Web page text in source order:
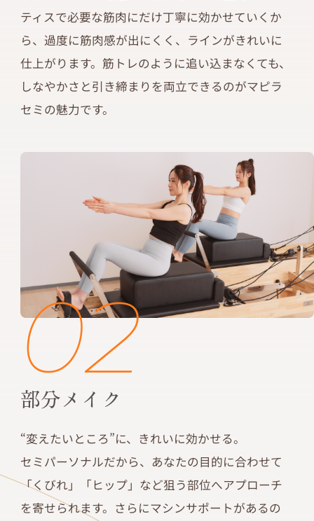
ティスで必要な筋肉にだけ丁寧に効かせていくか
ら、過度に筋肉感が出にくく、ラインがきれいに
仕上がります。筋トレのように追い込まなくても、
しなやかさと引き締まりを両立できるのがマピラ
セミの魅力です。
02
部分メイク
“変えたいところ”に、きれいに効かせる。
セミパーソナルだから、あなたの目的に合わせて
「くびれ」「ヒップ」など狙う部位へアプローチ
を寄せられます。さらにマシンサポートがあるの